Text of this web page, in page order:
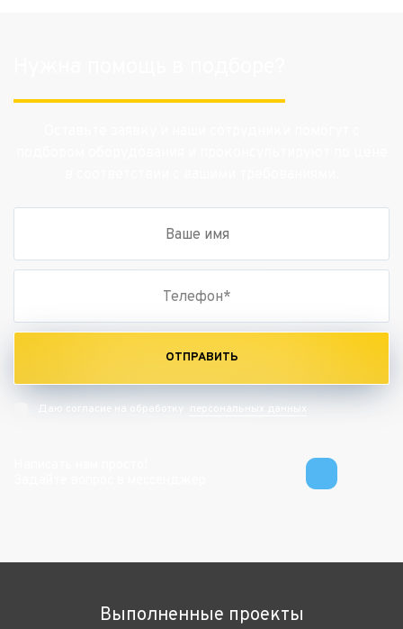
ОТПРАВИТЬ
Даю согласие на обработку персональных данных
Выполненные проекты